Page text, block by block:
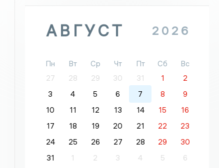
АВГУСТ 2026
Пн Вт Ср Чт Пт Сб
Вс
27
28 29 30 31 1
2
3
4 5 6 7 8
9
10
11 12 13 14 15
16
17
18 19 20 21 22
23
24
25 26 27 28 29
30
31
1 2 3 4 5 6